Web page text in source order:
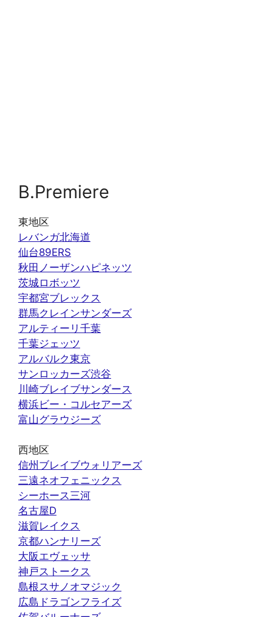
B.Premiere
東地区
レバンガ北海道
仙台89ERS
秋田ノーザンハピネッツ
茨城ロボッツ
宇都宮ブレックス
群馬クレインサンダーズ
アルティーリ千葉
千葉ジェッツ
アルバルク東京
サンロッカーズ渋谷
川崎ブレイブサンダース
横浜ビー・コルセアーズ
富山グラウジーズ
西地区
信州ブレイブウォリアーズ
三遠ネオフェニックス
シーホース三河
名古屋D
滋賀レイクス
京都ハンナリーズ
大阪エヴェッサ
神戸ストークス
島根スサノオマジック
広島ドラゴンフライズ